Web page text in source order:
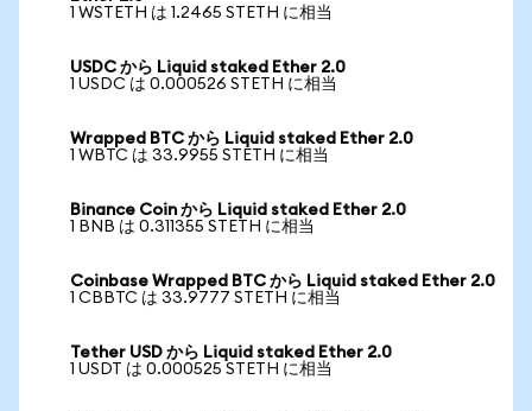
1 WSTETH は 1.2465 STETH に相当
USDC から Liquid staked Ether 2.0
1 USDC は 0.000526 STETH に相当
Wrapped BTC から Liquid staked Ether 2.0
1 WBTC は 33.9955 STETH に相当
Binance Coin から Liquid staked Ether 2.0
1 BNB は 0.311355 STETH に相当
Coinbase Wrapped BTC から Liquid staked Ether 2.0
1 CBBTC は 33.9777 STETH に相当
Tether USD から Liquid staked Ether 2.0
1 USDT は 0.000525 STETH に相当